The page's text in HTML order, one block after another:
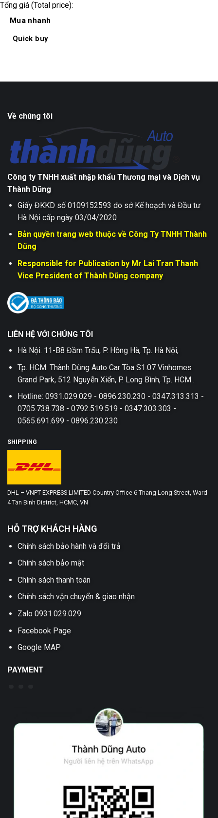
Tổng giá (Total price):
Mua nhanh
Quick buy
Về chúng tôi
Công ty TNHH xuất nhập khẩu Thương mại và Dịch vụ
Thành Dũng
Giấy ĐKKD số 0109152593 do sở Kế hoạch và Đầu tư
Hà Nội cấp ngày 03/04/2020
Bản quyền trang web thuộc về Công Ty TNHH Thành
Dũng
Responsible for Publication by Mr Lai Tran Thanh
Vice President of Thành Dũng company
LIÊN HỆ VỚI CHÚNG TÔI
Hà Nội: 11-B8 Đầm Trấu, P. Hồng Hà, Tp. Hà Nội;
Tp. HCM: Thành Dũng Auto Car Tòa S1.07 Vinhomes
Grand Park, 512 Nguyễn Xiển, P. Long Bình, Tp. HCM .
Hotline: 0931.029.029 - 0896.230.230 - 0347.313.313 -
0705.738.738 - 0792.519.519 - 0347.303.303 -
0565.691.699 - 0896.230.230
SHIPPING
DHL – VNPT EXPRESS LIMITED Country Office 6 Thang Long Street, Ward
4 Tan Binh District, HCMC, VN
HỖ TRỢ KHÁCH HÀNG
Chính sách bảo hành và đổi trả
Chính sách bảo mật
Chính sách thanh toán
Chính sách vận chuyển & giao nhận
Zalo 0931.029.029
Facebook Page
Google MAP
PAYMENT